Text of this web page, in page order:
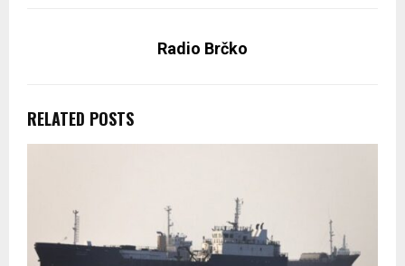
Radio Brčko
RELATED POSTS